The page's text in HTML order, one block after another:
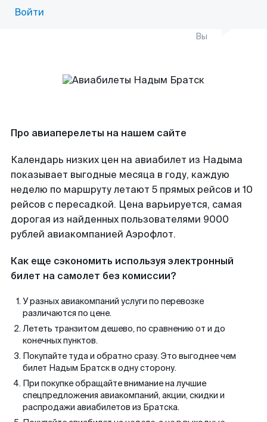
Войти
Вы
Про авиаперелеты на нашем сайте
Календарь низких цен на авиабилет из Надыма
показывает выгодные месяца в году, каждую
неделю по маршруту летают 5 прямых рейсов и 10
рейсов с пересадкой. Цена варьируется, самая
дорогая из найденных пользователями 9000
рублей авиакомпанией Аэрофлот.
Как еще сэкономить используя электронный
билет на самолет без комиссии?
У разных авиакомпаний услуги по перевозке
различаются по цене.
Лететь транзитом дешево, по сравнению от и до
конечных пунктов.
Покупайте туда и обратно сразу. Это выгоднее чем
билет Надым Братск в одну сторону.
При покупке обращайте внимание на лучшие
спецпредложения авиакомпаний, акции, скидки и
распродажи авиабилетов из Братска.